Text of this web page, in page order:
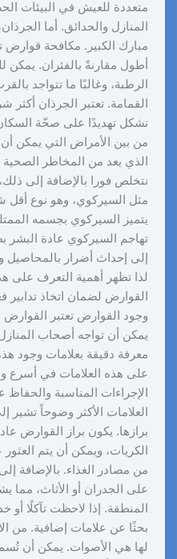
متعددة للعيش في البيئات
المنازل والحدائق. أما
مبارك الكبير. مكافحة قوارض
أطول مقارنةً بالفئران. يمكن
الرطبة، وغالبًا ما تتواجد
القمامة. تعتبر الجرذان أكثر
تشكل تهديدًا على صحّة
من بين الأمراض التي يمكن أن
الذي يعد من المخاطر
نتخلص فورا بالإضافة إلى
مثل السيركوي، وهو نوع أقل
يتميز السيركوي بجسمه
تهاجم السيركوي عادة البشر
إلى إحداث أضرار بالمحاصيل
لذا تظهر أهمية التعرف على
القوارض لضمان اتخاذ تدابير
وجود القوارض تعتبر
يمكن أن تواجه أصحاب
معرفة دقيقة بعلامات وجود
على هذه العلامات في أسرع
الإجراءات المناسبة
العلامات الأكثر وضوحاً
برازها. يكون براز القوارض
الكريات، ويمكن أن يتم
من مصادر الغذاء. بالإضافة
على الجدران أو الأثاث،
المنطقة. إذا لاحظت تآكلًا
بحثًا عن علامات إضافية. من
لها هي الأصوات. يمكن أن